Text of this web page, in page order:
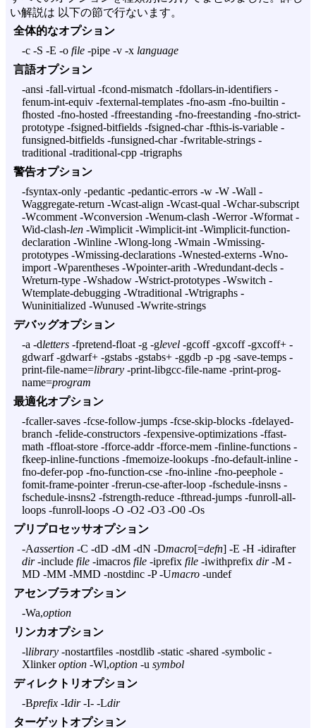
い解説は 以下の節で行ないます。
全体的なオプション
-c -S -E -o file -pipe -v -x language
言語オプション
-ansi -fall-virtual -fcond-mismatch -fdollars-in-identifiers -
fenum-int-equiv -fexternal-templates -fno-asm -fno-builtin -
fhosted -fno-hosted -ffreestanding -fno-freestanding -fno-strict-
prototype -fsigned-bitfields -fsigned-char -fthis-is-variable -
funsigned-bitfields -funsigned-char -fwritable-strings -
traditional -traditional-cpp -trigraphs
警告オプション
-fsyntax-only -pedantic -pedantic-errors -w -W -Wall -
Waggregate-return -Wcast-align -Wcast-qual -Wchar-subscript
-Wcomment -Wconversion -Wenum-clash -Werror -Wformat -
Wid-clash-len -Wimplicit -Wimplicit-int -Wimplicit-function-
declaration -Winline -Wlong-long -Wmain -Wmissing-
prototypes -Wmissing-declarations -Wnested-externs -Wno-
import -Wparentheses -Wpointer-arith -Wredundant-decls -
Wreturn-type -Wshadow -Wstrict-prototypes -Wswitch -
Wtemplate-debugging -Wtraditional -Wtrigraphs -
Wuninitialized -Wunused -Wwrite-strings
デバッグオプション
-a -dletters -fpretend-float -g -glevel -gcoff -gxcoff -gxcoff+ -
gdwarf -gdwarf+ -gstabs -gstabs+ -ggdb -p -pg -save-temps -
print-file-name=library -print-libgcc-file-name -print-prog-
name=program
最適化オプション
-fcaller-saves -fcse-follow-jumps -fcse-skip-blocks -fdelayed-
branch -felide-constructors -fexpensive-optimizations -ffast-
math -ffloat-store -fforce-addr -fforce-mem -finline-functions -
fkeep-inline-functions -fmemoize-lookups -fno-default-inline -
fno-defer-pop -fno-function-cse -fno-inline -fno-peephole -
fomit-frame-pointer -frerun-cse-after-loop -fschedule-insns -
fschedule-insns2 -fstrength-reduce -fthread-jumps -funroll-all-
loops -funroll-loops -O -O2 -O3 -O0 -Os
プリプロセッサオプション
-Aassertion -C -dD -dM -dN -Dmacro[=defn] -E -H -idirafter
dir-include file -imacros file -iprefix file -iwithprefix dir-M -
MD -MM -MMD -nostdinc -P -Umacro -undef
アセンブラオプション
-Wa,option
リンカオプション
-llibrary -nostartfiles -nostdlib -static -shared -symbolic -
Xlinkeroption -Wl,option -u symbol
ディレクトリオプション
-Bprefix -Idir-I- -Ldir
ターゲットオプション